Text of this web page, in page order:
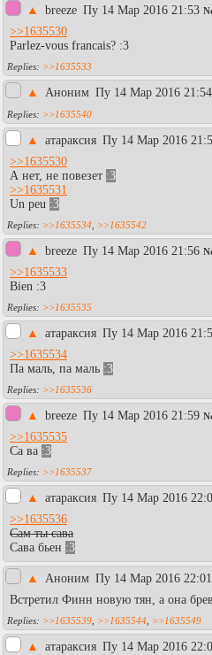
▲ breeze Пy 14 Мар 2016 21:53
>>1635530
Parlez-vous francais? :3
>>1635533
▲ Аноним Пy 14 Мар 2016 21:54
>>1635540
▲ атараксия Пy 14 Мар 2016
>>1635530
А нет, не повезет :3
>>1635531
Un peu :3
>>1635534 >>1635542
▲ breeze Пy 14 Мар 2016 21:56
>>1635533
Bien :3
>>1635535
▲ атараксия Пy 14 Мар 2016
>>1635534
Па маль, па маль :3
>>1635536
▲ breeze Пy 14 Мар 2016 21:59
>>1635535
Са ва :3
>>1635537
▲ атараксия Пy 14 Мар 2016
>>1635536
Сам ты сава
Сава бьен :3
▲ Аноним Пy 14 Мар 2016 22:01
Встретил Финн новую тян, а она
>>1635539 >>1635544 >>1635549
▲ атараксия Пy 14 Мар 2016